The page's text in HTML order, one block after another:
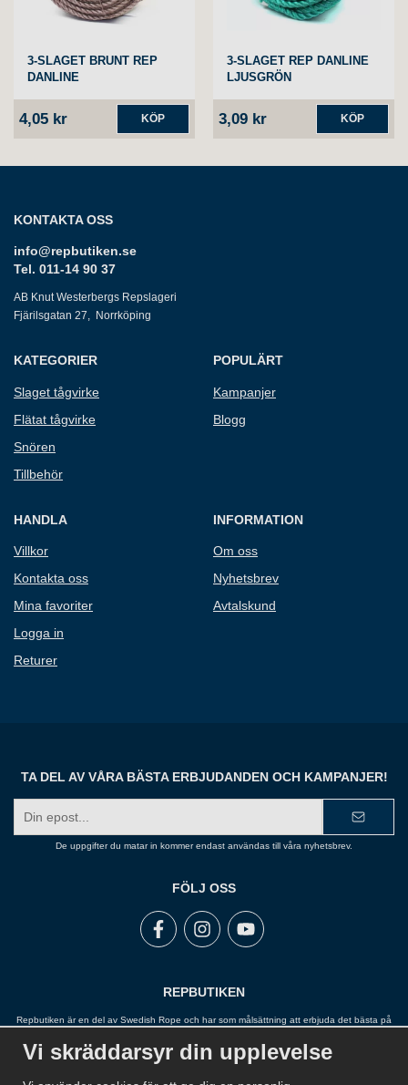
3-SLAGET BRUNT REP
DANLINE
4,05 kr KÖP
3-SLAGET REP DANLINE
LJUSGRÖN
3,09 kr KÖP
KONTAKTA OSS
info@repbutiken.se
Tel. 011-14 90 37
AB Knut Westerbergs Repslageri
Fjärilsgatan 27, Norrköping
KATEGORIER
Slaget tågvirke
Flätat tågvirke
Snören
Tillbehör
POPULÄRT
Kampanjer
Blogg
HANDLA
Villkor
Kontakta oss
Mina favoriter
Logga in
Returer
INFORMATION
Om oss
Nyhetsbrev
Avtalskund
TA DEL AV VÅRA BÄSTA ERBJUDANDEN OCH KAMPANJER!
postadress
De uppgifter du matar in kommer endast användas till våra nyhetsbrev.
FÖLJ OSS
REPBUTIKEN
Repbutiken är en del av Swedish Rope och har som målsättning att erbjuda det bästa på
arbetar nära sina leverantörer och har ett stort sortiment för att kunna erbjuda en lösning
för alla.
Vi skräddarsyr din upplevelse